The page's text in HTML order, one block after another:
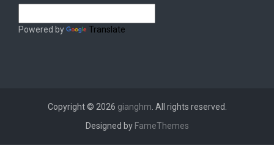
Powered by Translate
Copyright © 2026 gianghm. All rights reserved.
Designed by FameThemes